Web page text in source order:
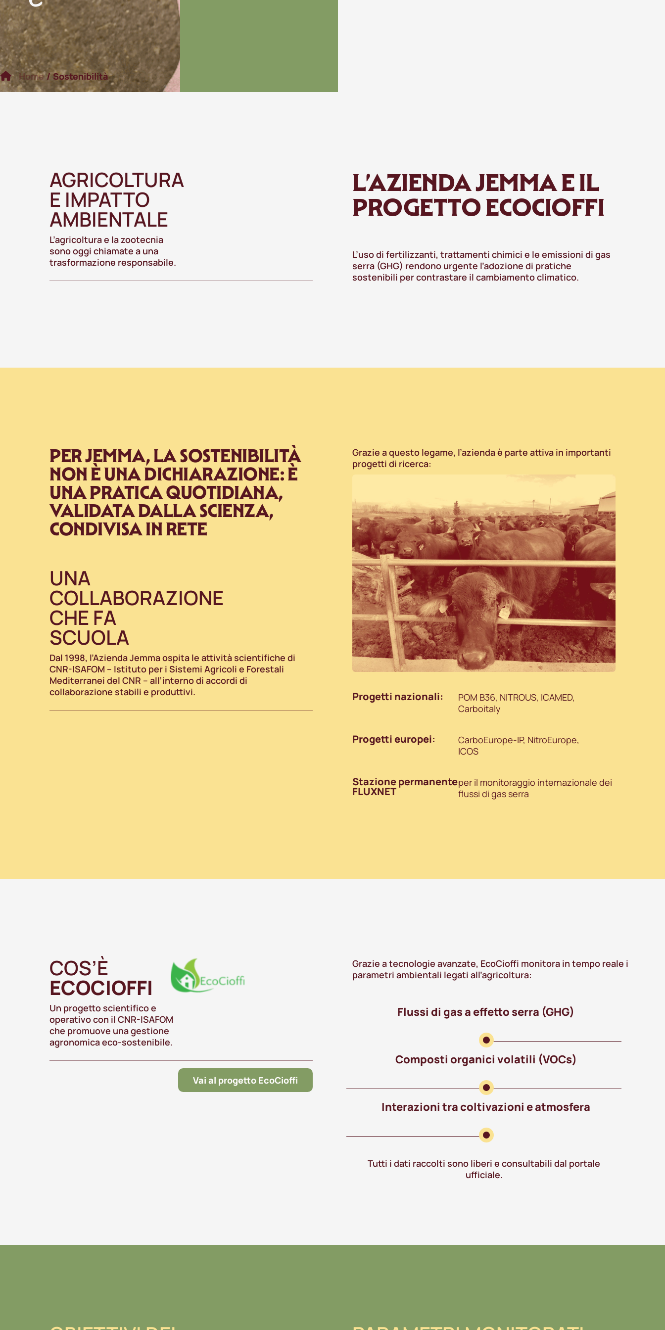
Home / Sostenibilità
AGRICOLTURA
E IMPATTO
AMBIENTALE
L’agricoltura e la zootecnia
sono oggi chiamate a una
trasformazione responsabile.
L’AZIENDA JEMMA E IL
PROGETTO ECOCIOFFI
L’uso di fertilizzanti, trattamenti chimici e le emissioni di gas
serra (GHG) rendono urgente l’adozione di pratiche
sostenibili per contrastare il cambiamento climatico.
UNA
COLLABORAZIONE
CHE FA
SCUOLA
Dal 1998, l’Azienda Jemma ospita le attività scientifiche di
CNR-ISAFOM – Istituto per i Sistemi Agricoli e Forestali
Mediterranei del CNR – all’interno di accordi di
collaborazione stabili e produttivi.
PER JEMMA, LA SOSTENIBILITÀ
NON È UNA DICHIARAZIONE: È
UNA PRATICA QUOTIDIANA,
VALIDATA DALLA SCIENZA,
CONDIVISA IN RETE
Grazie a questo legame, l’azienda è parte attiva in importanti
progetti di ricerca:
Progetti nazionali:
POM B36, NITROUS, ICAMED,
Carboitaly
Progetti europei:
CarboEurope-IP, NitroEurope,
ICOS
Stazione permanente
FLUXNET
per il monitoraggio internazionale dei
flussi di gas serra
COS’È
ECOCIOFFI
Un progetto scientifico e
operativo con il CNR-ISAFOM
che promuove una gestione
agronomica eco-sostenibile.
Vai al progetto EcoCioffi
Grazie a tecnologie avanzate, EcoCioffi monitora in tempo reale i
parametri ambientali legati all’agricoltura:
Flussi di gas a effetto serra (GHG)
Composti organici volatili (VOCs)
Interazioni tra coltivazioni e atmosfera
Tutti i dati raccolti sono liberi e consultabili dal portale
ufficiale.